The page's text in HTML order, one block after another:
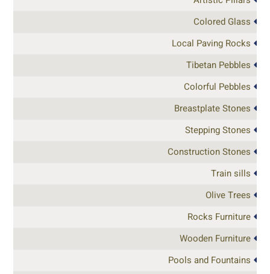
Colored Glass
Local Paving Rocks
Tibetan Pebbles
Colorful Pebbles
Breastplate Stones
Stepping Stones
Construction Stones
Train sills
Olive Trees
Rocks Furniture
Wooden Furniture
Pools and Fountains